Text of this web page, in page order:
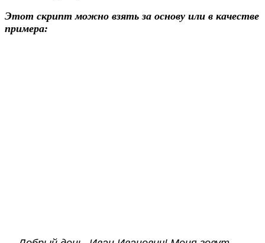
Этот скрипт можно взять за основу или в качестве
примера: